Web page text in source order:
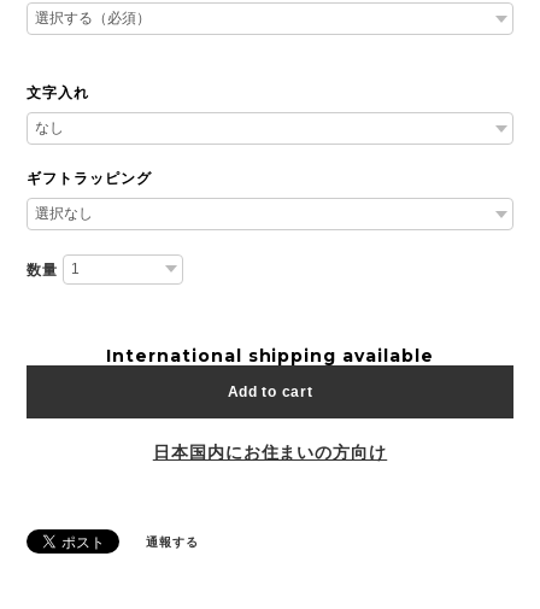
文字入れ
ギフトラッピング
数量
International shipping available
Add to cart
日本国内にお住まいの方向け
通報する